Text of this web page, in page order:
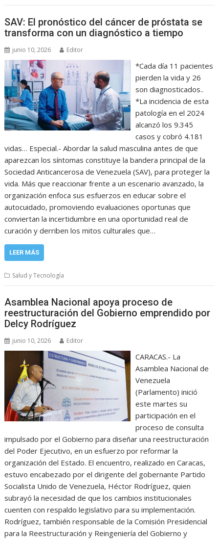
SAV: El pronóstico del cáncer de próstata se
transforma con un diagnóstico a tiempo
junio 10, 2026 Editor
*Cada día 11 pacientes
pierden la vida y 26
son diagnosticados..
*La incidencia de esta
patología en el 2024
alcanzó los 9.345
casos y cobró 4.181
vidas… Especial.- Abordar la salud masculina antes de que
aparezcan los síntomas constituye la bandera principal de la
Sociedad Anticancerosa de Venezuela (SAV), para proteger la
vida. Más que reaccionar frente a un escenario avanzado, la
organización enfoca sus esfuerzos en educar sobre el
autocuidado, promoviendo evaluaciones oportunas que
conviertan la incertidumbre en una oportunidad real de
curación y derriben los mitos culturales que…
LEER MÁS
Salud y Tecnología
Asamblea Nacional apoya proceso de
reestructuración del Gobierno emprendido por
Delcy Rodríguez
junio 10, 2026 Editor
CARACAS.- La
Asamblea Nacional de
Venezuela
(Parlamento) inició
este martes su
participación en el
proceso de consulta
impulsado por el Gobierno para diseñar una reestructuración
del Poder Ejecutivo, en un esfuerzo por reformar la
organización del Estado. El encuentro, realizado en Caracas,
estuvo encabezado por el dirigente del gobernante Partido
Socialista Unido de Venezuela, Héctor Rodríguez, quien
subrayó la necesidad de que los cambios institucionales
cuenten con respaldo legislativo para su implementación.
Rodríguez, también responsable de la Comisión Presidencial
para la Reestructuración y Reingeniería del Gobierno y